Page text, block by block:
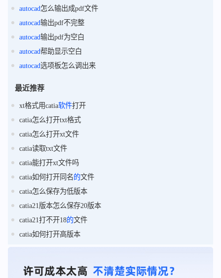
autocad怎么输出成pdf文件
autocad输出pdf不完整
autocad输出pdf为空白
autocad帮助显示空白
autocad选项板怎么调出来
最近推荐
xt格式用catia软件打开
catia怎么打开txt格式
catia怎么打开xt文件
catia读取txt文件
catia能打开xt文件吗
catia如何打开同名的文件
catia怎么保存为低版本
catia21版本怎么保存20版本
catia21打不开18的文件
catia如何打开高版本